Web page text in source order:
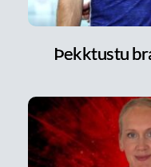
Þekktustu